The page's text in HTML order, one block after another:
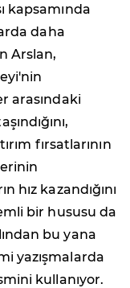
kapsamında
daha
Arslan,
arasındaki
fırsatlarının
hız kazandığını
bir hususu da
bu yana
yazışmalarda
kullanıyor.